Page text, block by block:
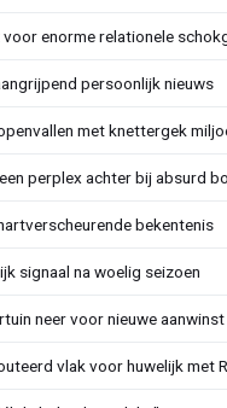
voor enorme relationele
persoonlijk nieuws
met knettergek
perplex achter bij absurd
bekentenis
signaal na woelig seizoen
neer voor nieuwe aanwinst
vlak voor huwelijk met